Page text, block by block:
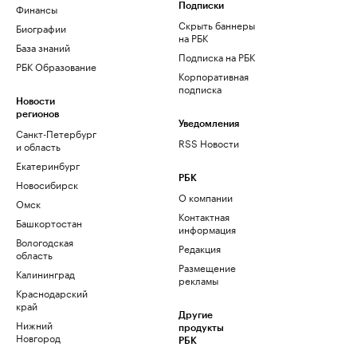
Финансы
Биографии
База знаний
РБК Образование
Новости
регионов
Санкт-Петербург
и область
Екатеринбург
Новосибирск
Омск
Башкортостан
Вологодская
область
Калининград
Краснодарский
край
Нижний
Новгород
Подписки
Скрыть баннеры
на РБК
Подписка на РБК
Корпоративная
подписка
Уведомления
RSS Новости
РБК
О компании
Контактная
информация
Редакция
Размещение
рекламы
Другие
продукты
РБК